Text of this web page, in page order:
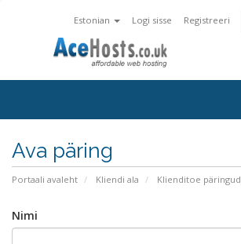
Estonian Logi sisse Registreeri
Ava päring
Portaali avaleht Kliendi ala Klienditoe päringud
Nimi